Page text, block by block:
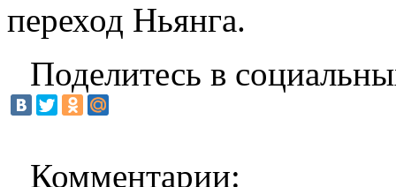
переход Ньянга.
Поделитесь в
Комментарии: